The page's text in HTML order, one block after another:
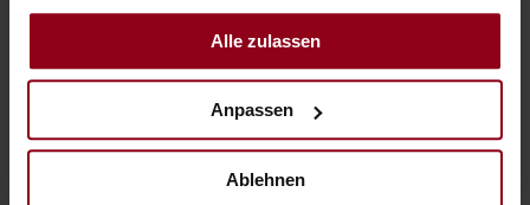
gesammelt haben.
Alle zulassen
Anpassen
Ablehnen
mit Blick zur Altstadt Waidhofens und zum historischen
Rothschildschloss unseres Hotels in Niederösterreich.
Mindestbelegung:
Anfragen